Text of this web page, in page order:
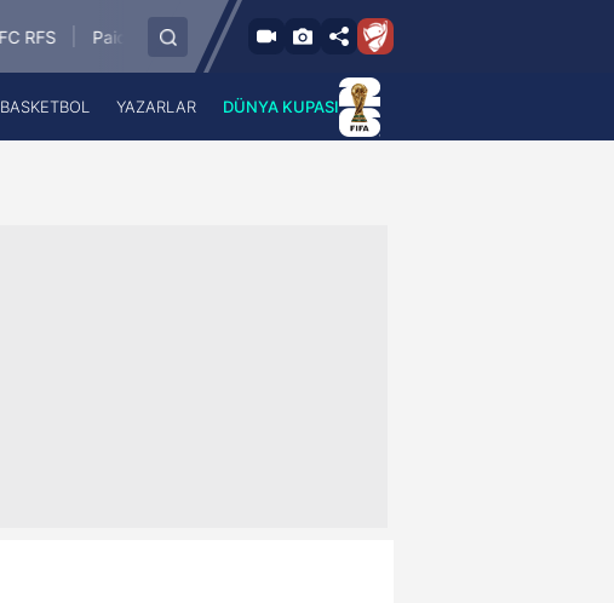
Paide Linnameeskond
DA
-1 SK Rapid
A Haber Radyo
BASKETBOL YAZARLAR DÜNYA KUPASI